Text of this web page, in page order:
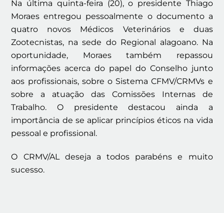
Na última quinta-feira (20), o presidente Thiago
Moraes entregou pessoalmente o documento a
quatro novos Médicos Veterinários e duas
Zootecnistas, na sede do Regional alagoano. Na
oportunidade, Moraes também repassou
informações acerca do papel do Conselho junto
aos profissionais, sobre o Sistema CFMV/CRMVs e
sobre a atuação das Comissões Internas de
Trabalho. O presidente destacou ainda a
importância de se aplicar princípios éticos na vida
pessoal e profissional.
O CRMV/AL deseja a todos parabéns e muito
sucesso.